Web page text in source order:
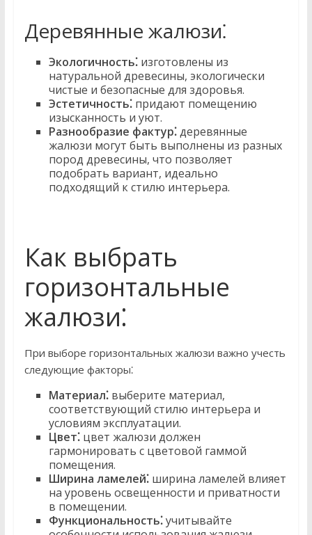
Деревянные жалюзи⁚
Экологичность⁚изготовлены из
натуральной древесины, экологически
чистые и безопасные для здоровья.
Эстетичность⁚придают помещению
изысканность и уют.
Разнообразие фактур⁚деревянные
жалюзи могут быть выполнены из разных
пород древесины, что позволяет
подобрать вариант, идеально
подходящий к стилю интерьера.
Как выбрать
горизонтальные
жалюзи⁚
При выборе горизонтальных жалюзи важно учесть
следующие факторы⁚
Материал⁚выберите материал,
соответствующий стилю интерьера и
условиям эксплуатации.
Цвет⁚цвет жалюзи должен
гармонировать с цветовой гаммой
помещения.
Ширина ламелей⁚ширина ламелей влияет
на уровень освещенности и приватности
в помещении.
Функциональность⁚учитывайте